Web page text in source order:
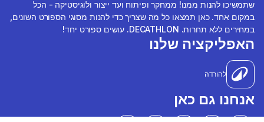
שתמשיכו להנות ממנו! ממחקר ופיתוח ועד ייצור ולוגיסטיקה - הכל
במקום אחד. כאן תמצאו כל מה שצריך כדי להנות מסוגי הספורט השונים,
במחירים ללא תחרות. DECATHLON. עושים ספורט יחד!
האפליקציה שלנו
להורדה
אנחנו גם כאן